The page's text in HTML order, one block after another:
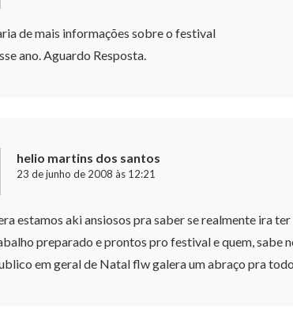
de mais informações sobre o festival
ano. Aguardo Resposta.
helio martins dos santos
23 de junho de 2008 às 12:21
estamos aki ansiosos pra saber se realmente ira
preparado e prontos pro festival e quem, sabe
em geral de Natal flw galera um abraço pra